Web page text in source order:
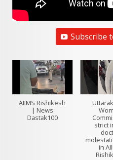
Subscribe
AIIMS Rishikesh
| News
Dastak100
strict
in